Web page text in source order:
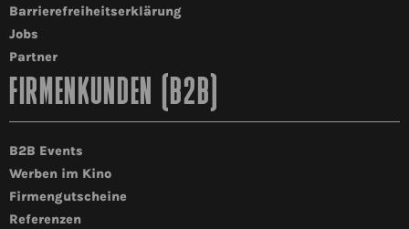
Barrierefreiheitserklärung
Jobs
Partner
FIRMENKUNDEN (B2B)
B2B Events
Werben im Kino
Firmengutscheine
Referenzen